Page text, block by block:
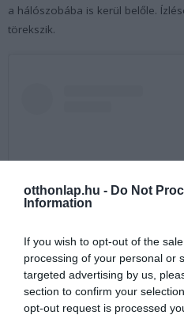
otthonlap.hu - Do Not
Information
If you wish to opt-out of the
processing of your personal or
targeted advertising by us,
section to confirm your
opt-out request is processed
a hálószobába is kerül belőle.
törekszik.
View this post